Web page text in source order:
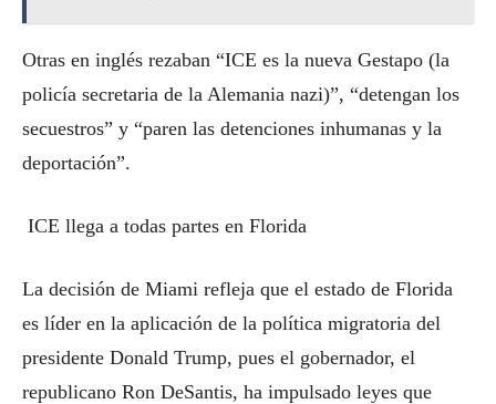
Otras en inglés rezaban “ICE es la nueva Gestapo (la
policía secretaria de la Alemania nazi)”, “detengan los
secuestros” y “paren las detenciones inhumanas y la
deportación”.
ICE llega a todas partes en Florida
La decisión de Miami refleja que el estado de Florida
es líder en la aplicación de la política migratoria del
presidente Donald Trump, pues el gobernador, el
republicano Ron DeSantis, ha impulsado leyes que